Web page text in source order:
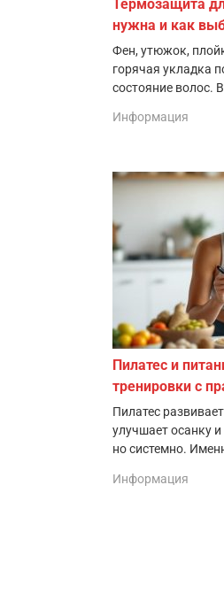
Термозащита
нужна и как
Фен, утюжок,
горячая укладка
состояние волос.
Информация
Пилатес и
тренировки с
Пилатес
улучшает осанку
но системно.
Информация